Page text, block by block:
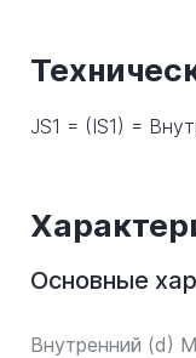
JS1 = (IS1) =
Основные
Внутренний (d)